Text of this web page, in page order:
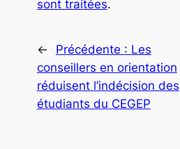
sont traitées.
← Précédente : Les
conseillers en orientation
réduisent l’indécision des
étudiants du CEGEP